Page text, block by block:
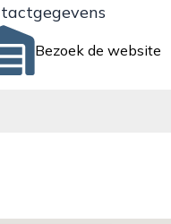
Bezoek de website